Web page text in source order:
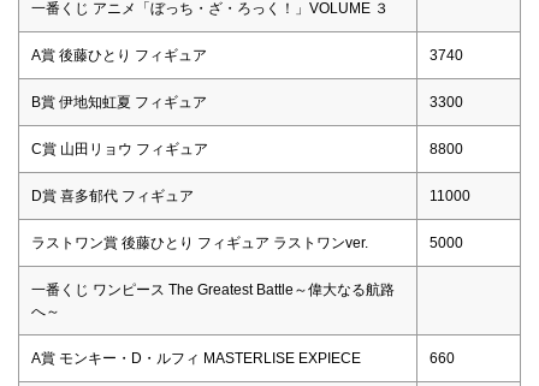
一番くじ アニメ「ぼっち・ざ・ろっく！」VOLUME ３
A賞 後藤ひとり フィギュア 3740
B賞 伊地知虹夏 フィギュア 3300
C賞 山田リョウ フィギュア 8800
D賞 喜多郁代 フィギュア 11000
ラストワン賞 後藤ひとり フィギュア ラストワンver. 5000
一番くじ ワンピース The Greatest Battle～偉大なる航路
へ～
A賞 モンキー・D・ルフィ MASTERLISE EXPIECE 660